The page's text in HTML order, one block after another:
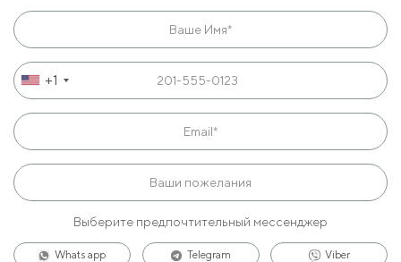
+1
Выберите предпочтительный мессенджер
Whats app Telegram Viber